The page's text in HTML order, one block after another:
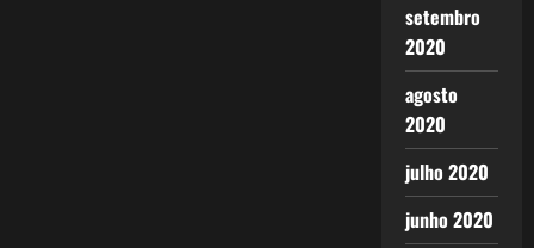
setembro
2020
agosto
2020
julho 2020
junho 2020